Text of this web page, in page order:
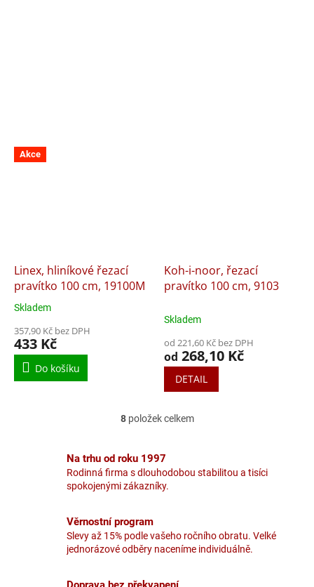
Akce
Linex, hliníkové řezací
pravítko 100 cm, 19100M
Průměrné
produktu
je
5,0
Skladem
357,90 Kč bez DPH
433 Kč
Do košíku
Koh-i-noor, řezací
pravítko 100 cm, 9103
Skladem
od 221,60 Kč bez DPH
od 268,10 Kč
DETAIL
O
l
á
d
a
p
r
v
8položek celkem
Na trhu od roku 1997
Rodinná firma s dlouhodobou stabilitou a tisíci
spokojenými zákazníky.
Věrnostní program
Slevy až 15% podle vašeho ročního obratu. Velké
jednorázové odběry naceníme individuálně.